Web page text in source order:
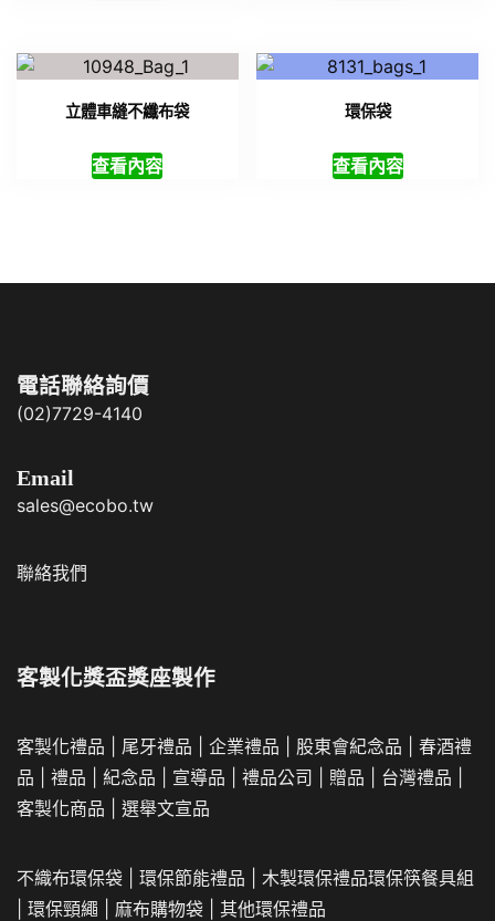
立體車縫不纖布袋
查看內容
環保袋
查看內容
電話聯絡詢價
(02)7729-4140
Email
sales@ecobo.tw
聯絡我們
客製化獎盃獎座製作
客製化禮品 尾牙禮品 企業禮品 股東會紀念品
春酒禮
品
禮品 紀念品 宣導品 禮品公司 贈品 台灣禮品
客製化商品
選舉文宣品
不織布環保袋 環保節能禮品 木製環保禮品環保筷餐具組
環保頸繩 麻布購物袋 其他環保禮品